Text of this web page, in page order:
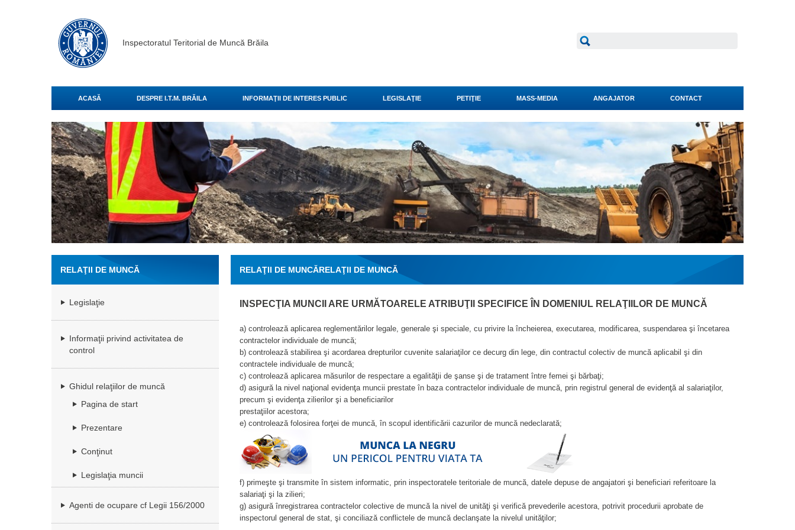
Inspectoratul Teritorial de Muncă Brăila
ACASĂ DESPRE I.T.M. BRĂILA INFORMAŢII DE INTERES PUBLIC LEGISLAŢIE PETIŢIE MASS-MEDIA ANGAJATOR CONTACT
RELAŢII DE MUNCĂ
Legislaţie
Informaţii privind activitatea de
control
Ghidul relaţiilor de muncă
Pagina de start
Prezentare
Conţinut
Legislaţia muncii
Agenti de ocupare cf Legii 156/2000
RELAŢII DE MUNCĂRELAŢII DE MUNCĂ
INSPECŢIA MUNCII ARE URMĂTOARELE ATRIBUŢII SPECIFICE ÎN DOMENIUL RELAŢIILOR DE MUNCĂ
a) controlează aplicarea reglementărilor legale, generale şi speciale, cu privire la încheierea, executarea, modificarea, suspendarea şi încetarea
contractelor individuale de muncă;
b) controlează stabilirea şi acordarea drepturilor cuvenite salariaţilor ce decurg din lege, din contractul colectiv de muncă aplicabil şi din
contractele individuale de muncă;
c) controlează aplicarea măsurilor de respectare a egalităţii de şanse şi de tratament între femei şi bărbaţi;
d) asigură la nivel naţional evidenţa muncii prestate în baza contractelor individuale de muncă, prin registrul general de evidenţă al salariaţilor,
precum şi evidenţa zilierilor şi a beneficiarilor
prestaţiilor acestora;
e) controlează folosirea forţei de muncă, în scopul identificării cazurilor de muncă nedeclarată;
f) primeşte şi transmite în sistem informatic, prin inspectoratele teritoriale de muncă, datele depuse de angajatori şi beneficiari referitoare la
salariaţi şi la zilieri;
g) asigură înregistrarea contractelor colective de muncă la nivel de unităţi şi verifică prevederile acestora, potrivit procedurii aprobate de
inspectorul general de stat, şi conciliază conflictele de muncă declanşate la nivelul unităţilor;